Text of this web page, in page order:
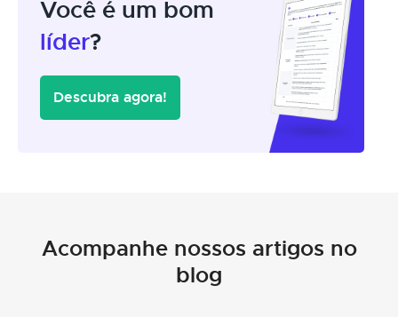
Você é um bom
líder?
Descubra agora!
Acompanhe nossos artigos no
blog